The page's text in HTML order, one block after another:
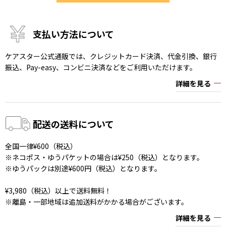
支払い方法について
ケアスター公式通販では、クレジットカード決済、代金引換、銀行
振込、Pay-easy、コンビニ決済などをご利用いただけます。
詳細を見る
配送の送料について
全国一律¥600（税込）
※ネコポス・ゆうパケットの場合は¥250（税込）となります。
※ゆうパックは別途¥600円（税込）となります。
¥3,980（税込）以上で送料無料！
※離島・一部地域は追加送料がかかる場合がございます。
詳細を見る